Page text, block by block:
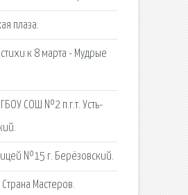
плаза.
к 8 марта - Мудрые
СОШ №2 п.г.т. Усть-
№15 г. Берёзовский.
Страна Мастеров.